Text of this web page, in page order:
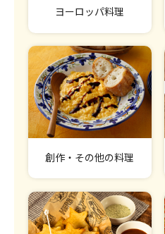
ヨーロッパ料理
創作・その他の料理